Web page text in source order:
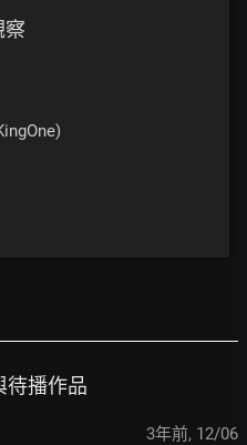
察
待播作品
3年前, 12/06